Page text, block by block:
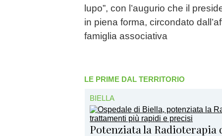
lupo”, con l’augurio che il
in piena forma, circondato
famiglia associativa
LE PRIME DAL TERRITORIO
BIELLA
Potenziata la Radioterapia